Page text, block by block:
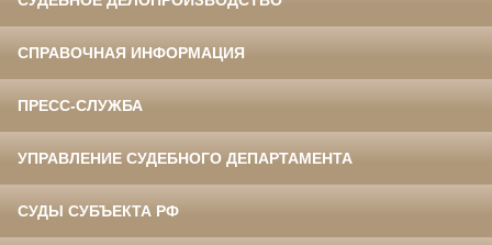
СПРАВОЧНАЯ ИНФОРМАЦИЯ
ПРЕСС-СЛУЖБА
УПРАВЛЕНИЕ СУДЕБНОГО ДЕПАРТАМЕНТА
СУДЫ СУБЪЕКТА РФ